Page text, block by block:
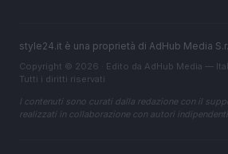
style24.it è una proprietà di AdHub Media
Copyright © 2026 · Edito da AdHub Media —
Tutti i diritti riservati
I contenuti sono curati dalla redazione con il
realizzati in collaborazione con autori